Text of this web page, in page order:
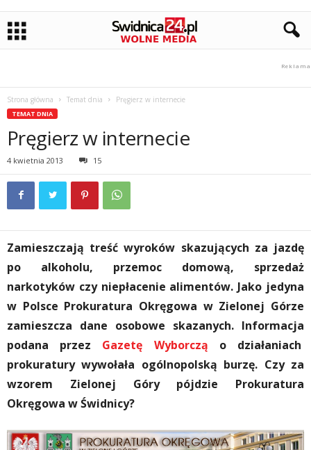
Strona główna Temat dnia Pręgierz w internecie
TEMAT DNIA
Pręgierz w internecie
4 kwietnia 2013 15
Zamieszczają treść wyroków skazujących za jazdę
po alkoholu, przemoc domową, sprzedaż
narkotyków czy niepłacenie alimentów. Jako jedyna
w Polsce Prokuratura Okręgowa w Zielonej Górze
zamieszcza dane osobowe skazanych. Informacja
podana przez Gazetę Wyborczą o działaniach
prokuratury wywołała ogólnopolską burzę. Czy za
wzorem Zielonej Góry pójdzie Prokuratura
Okręgowa w Świdnicy?